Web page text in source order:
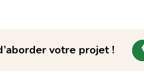
votre projet !